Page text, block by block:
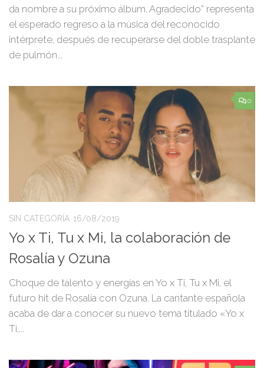
da nombre a su próximo álbum. Agradecido” representa
el esperado regreso a la música del reconocido
intérprete, después de recuperarse del doble trasplante
de pulmón...
0
SIN CATEGORÍA 16/08/2019
Yo x Ti, Tu x Mi, la colaboración de
Rosalía y Ozuna
Choque de talento y energías en Yo x Ti, Tu x Mi, el
futuro hit de Rosalía con Ozuna. La cantante española
acaba de dar a conocer su nuevo tema titulado «Yo x
Ti,...